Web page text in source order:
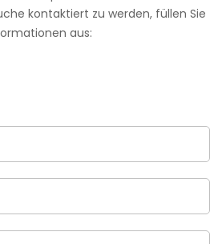
kontaktiert zu werden, füllen Sie
aus: